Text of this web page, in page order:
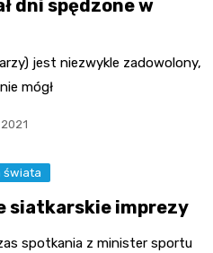
dni spędzone w
jest niezwykle zadowolony,
mógł
świata
siatkarskie imprezy
spotkania z minister sportu